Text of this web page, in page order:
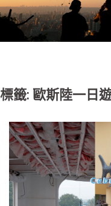
標籤: 歐斯陸一日